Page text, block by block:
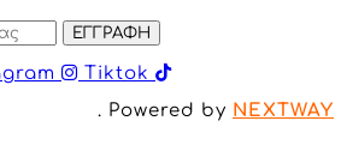
ΕΓΓΡΑΦΗ
Tiktok
. Powered by NEXTWAY